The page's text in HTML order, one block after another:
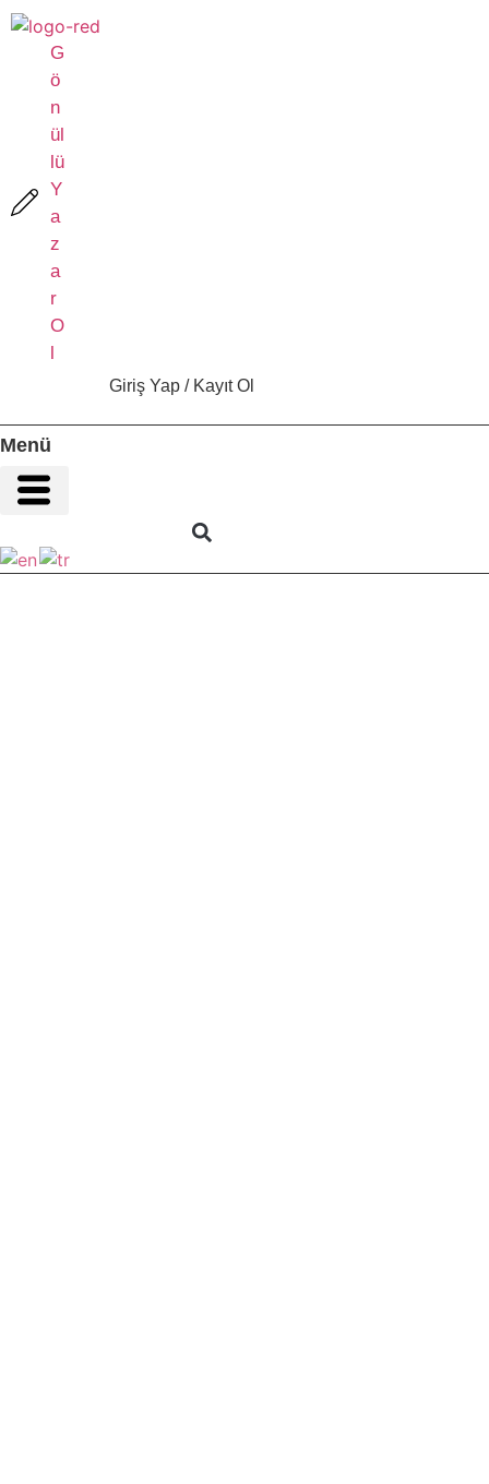
İçeriğe
G
ö
n
ül
lü
Y
a
z
a
r
O
l
Giriş Yap / Kayıt Ol
Menü